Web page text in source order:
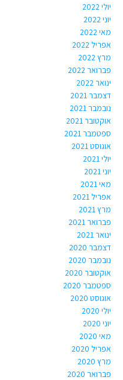
יולי 2022
יוני 2022
מאי 2022
אפריל 2022
מרץ 2022
פברואר 2022
ינואר 2022
דצמבר 2021
נובמבר 2021
אוקטובר 2021
ספטמבר 2021
אוגוסט 2021
יולי 2021
יוני 2021
מאי 2021
אפריל 2021
מרץ 2021
פברואר 2021
ינואר 2021
דצמבר 2020
נובמבר 2020
אוקטובר 2020
ספטמבר 2020
אוגוסט 2020
יולי 2020
יוני 2020
מאי 2020
אפריל 2020
מרץ 2020
פברואר 2020